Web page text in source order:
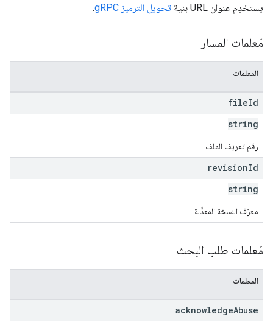
يستخدِم عنوان URL بنية تحويل الترميز gRPC .
مَعلمات المسار
المعلمات
fileId
string
رقم تعريف الملف
revisionId
string
معرّف النسخة المعدَّلة
مَعلمات طلب البحث
المعلمات
acknowledgeAbuse